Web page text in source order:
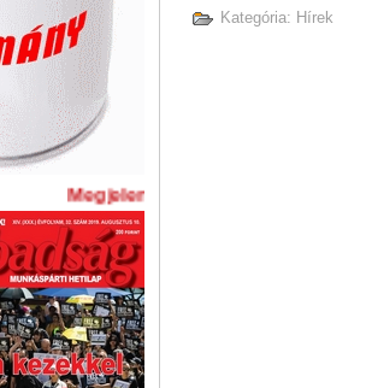
Megjelent A Szabadság legújabb
Kategória: Hírek